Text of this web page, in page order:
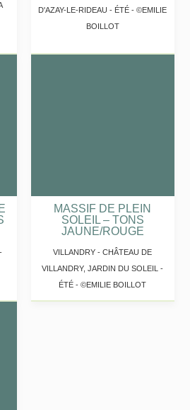
D'AZAY-LE-RIDEAU - ÉTÉ - ©EMILIE
BOILLOT
MASSIF DE PLEIN
SOLEIL – TONS
JAUNE/ROUGE
VILLANDRY - CHÂTEAU DE
VILLANDRY, JARDIN DU SOLEIL -
ÉTÉ - ©EMILIE BOILLOT